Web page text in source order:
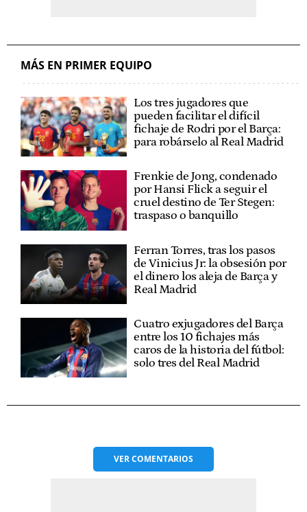
MÁS EN PRIMER EQUIPO
Los tres jugadores que
pueden facilitar el difícil
fichaje de Rodri por el Barça:
para robárselo al Real Madrid
Frenkie de Jong, condenado
por Hansi Flick a seguir el
cruel destino de Ter Stegen:
traspaso o banquillo
Ferran Torres, tras los pasos
de Vinicius Jr: la obsesión por
el dinero los aleja de Barça y
Real Madrid
Cuatro exjugadores del Barça
entre los 10 fichajes más
caros de la historia del fútbol:
solo tres del Real Madrid
VERCOMENTARIOS